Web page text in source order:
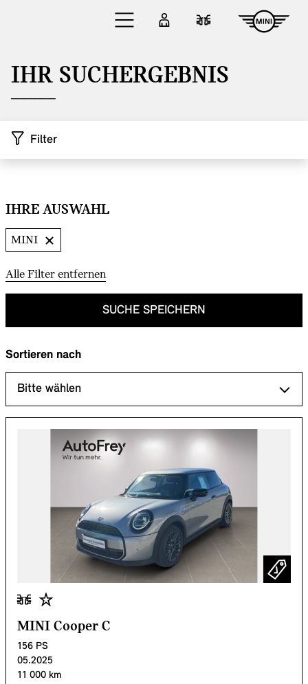
Zum Hauptinhalt springen
Anmelden
IHR SUCHERGEBNIS
Filter
Zu den Ergebnissen springen
IHRE AUSWAHL
MINI
Alle Filter entfernen
SUCHE SPEICHERN
Sortieren nach
MINI Cooper C
156 PS
05.2025
11 000 km